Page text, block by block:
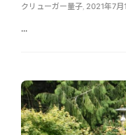
クリューガー量子 2021年7月
...